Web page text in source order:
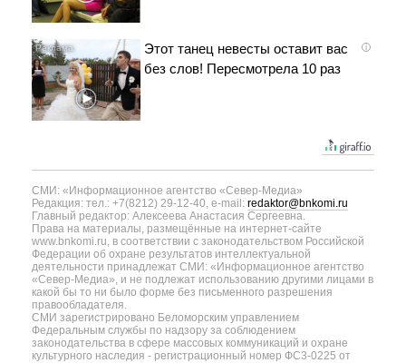
i
Этот танец невесты оставит вас
без слов! Пересмотрела 10 раз
СМИ: «Информационное агентство «Север-Медиа»
Редакция: тел.: +7(8212) 29-12-40, e-mail: redaktor@bnkomi.ru
Главный редактор: Алексеева Анастасия Сергеевна.
Права на материалы, размещённые на интернет-сайте
www.bnkomi.ru, в соответствии с законодательством Российской
Федерации об охране результатов интеллектуальной
деятельности принадлежат СМИ: «Информационное агентство
«Север-Медиа», и не подлежат использованию другими лицами в
какой бы то ни было форме без письменного разрешения
правообладателя.
СМИ зарегистрировано Беломорским управлением
Федеральным службы по надзору за соблюдением
законодательства в сфере массовых коммуникаций и охране
культурного наследия - регистрационный номер ФС3-0225 от